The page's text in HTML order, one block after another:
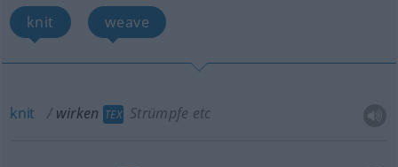
knit weave
knit wirken TEX Strümpfe etc